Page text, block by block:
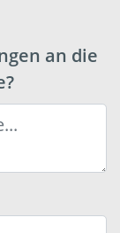
an die